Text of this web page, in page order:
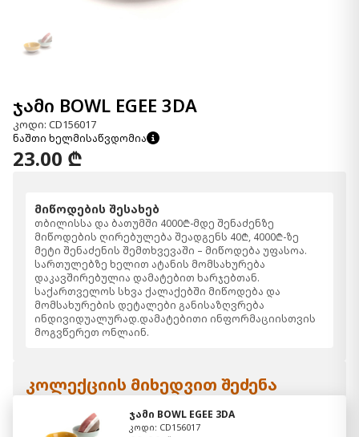
ჯამი BOWL EGEE 3DA
კოდი: CD156017
ნაშთი ხელმისაწვდომია
23.00 ₾
მიწოდების შესახებ
თბილისსა და ბათუმში 4000₾-მდე შენაძენზე
მიწოდების ღირებულება შეადგენს 40₾, 4000₾-ზე
მეტი შენაძენის შემთხვევაში – მიწოდება უფასოა.
სართულებზე ხელით ატანის მომსახურება
დაკავშირებულია დამატებით ხარჯებთან.
საქართველოს სხვა ქალაქებში მიწოდება და
მომსახურების დეტალები განისაზღვრება
ინდივიდუალურად.დამატებითი ინფორმაციისთვის
მოგვწერეთ ონლაინ.
კოლექციის მიხედვით შეძენა
ჯამი BOWL EGEE 3DA
კოდი: CD156017